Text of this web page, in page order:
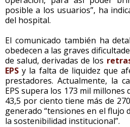
posible a los usuarios”, ha
del hospital.
El comunicado también ha
obedecen a las graves
de salud, derivadas de los
EPS y la falta de liquidez que
prestadores. Actualmente, la
EPS supera los 173 mil millones
43,5 por ciento tiene más de
generado “tensiones en el flujo
la sostenibilidad institucional”.